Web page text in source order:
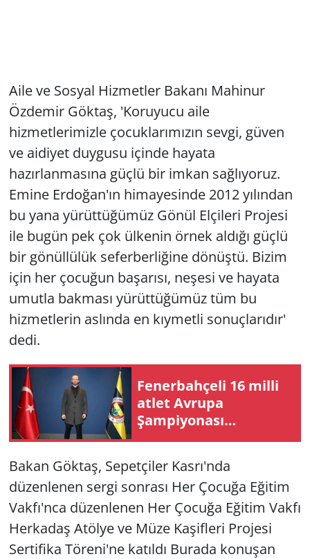
Aile ve Sosyal Hizmetler Bakanı Mahinur
Özdemir Göktaş, 'Koruyucu aile
hizmetlerimizle çocuklarımızın sevgi, güven
ve aidiyet duygusu içinde hayata
hazırlanmasına güçlü bir imkan sağlıyoruz.
Emine Erdoğan'ın himayesinde 2012 yılından
bu yana yürüttüğümüz Gönül Elçileri Projesi
ile bugün pek çok ülkenin örnek aldığı güçlü
bir gönüllülük seferberliğine dönüştü. Bizim
için her çocuğun başarısı, neşesi ve hayata
umutla bakması yürüttüğümüz tüm bu
hizmetlerin aslında en kıymetli sonuçlarıdır'
dedi.
Fenerbahçeli 16 milli
atlet Avrupa
Şampiyonası
sahnesine çıkıyor
Bakan Göktaş, Sepetçiler Kasrı'nda
düzenlenen sergi sonrası Her Çocuğa Eğitim
Vakfı'nca düzenlenen Her Çocuğa Eğitim Vakfı
Herkadaş Atölye ve Müze Kaşifleri Projesi
Sertifika Töreni'ne katıldı Burada konuşan